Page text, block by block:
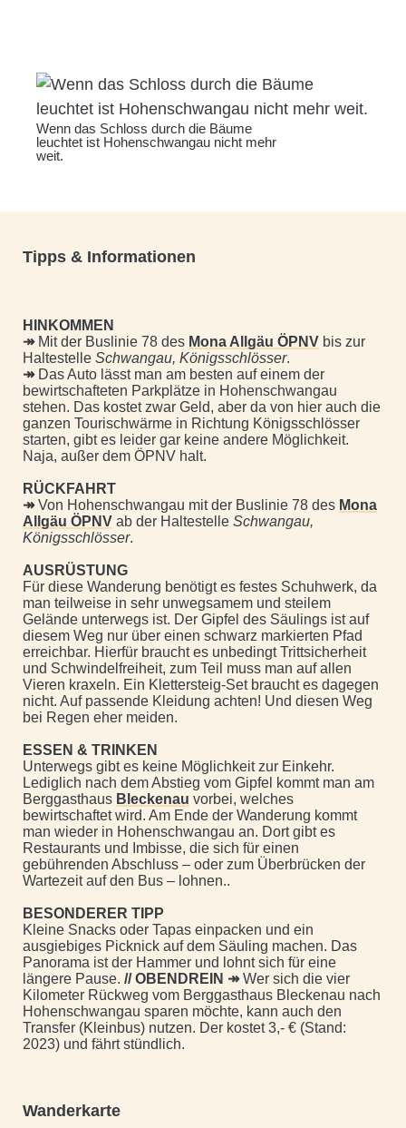
Wenn das Schloss durch die Bäume
leuchtet ist Hohenschwangau nicht mehr
weit.
Tipps & Informationen
HINKOMMEN
↠Mit der Buslinie 78 des Mona Allgäu ÖPNV bis zur
Haltestelle Schwangau, Königsschlösser.
↠Das Auto lässt man am besten auf einem der
bewirtschafteten Parkplätze in Hohenschwangau
stehen. Das kostet zwar Geld, aber da von hier auch die
ganzen Tourischwärme in Richtung Königsschlösser
starten, gibt es leider gar keine andere Möglichkeit.
Naja, außer dem ÖPNV halt.
RÜCKFAHRT
↠Von Hohenschwangau mit der Buslinie 78 des Mona
Allgäu ÖPNV ab der Haltestelle Schwangau,
Königsschlösser.
AUSRÜSTUNG
Für diese Wanderung benötigt es festes Schuhwerk, da
man teilweise in sehr unwegsamem und steilem
Gelände unterwegs ist. Der Gipfel des Säulings ist auf
diesem Weg nur über einen schwarz markierten Pfad
erreichbar. Hierfür braucht es unbedingt Trittsicherheit
und Schwindelfreiheit, zum Teil muss man auf allen
Vieren kraxeln. Ein Klettersteig-Set braucht es dagegen
nicht. Auf passende Kleidung achten! Und diesen Weg
bei Regen eher meiden.
ESSEN & TRINKEN
Unterwegs gibt es keine Möglichkeit zur Einkehr.
Lediglich nach dem Abstieg vom Gipfel kommt man am
Berggasthaus Bleckenau vorbei, welches
bewirtschaftet wird. Am Ende der Wanderung kommt
man wieder in Hohenschwangau an. Dort gibt es
Restaurants und Imbisse, die sich für einen
gebührenden Abschluss – oder zum Überbrücken der
Wartezeit auf den Bus – lohnen..
BESONDERER TIPP
Kleine Snacks oder Tapas einpacken und ein
ausgiebiges Picknick auf dem Säuling machen. Das
Panorama ist der Hammer und lohnt sich für eine
längere Pause. // OBENDREIN ↠Wer sich die vier
Kilometer Rückweg vom Berggasthaus Bleckenau nach
Hohenschwangau sparen möchte, kann auch den
Transfer (Kleinbus) nutzen. Der kostet 3,- € (Stand:
2023) und fährt stündlich.
Wanderkarte